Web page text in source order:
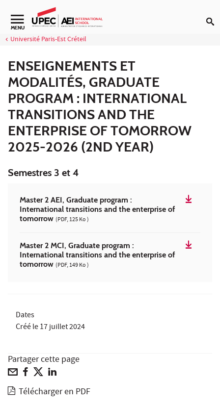
Aller au contenu
Navigation secondaire
MENU
Université Paris-Est Créteil
ENSEIGNEMENTS ET
MODALITÉS, GRADUATE
PROGRAM : INTERNATIONAL
TRANSITIONS AND THE
ENTERPRISE OF TOMORROW
2025-2026 (2ND YEAR)
Semestres 3 et 4
Master 2 AEI, Graduate program :
International transitions and the enterprise of
tomorrow (PDF, 125 Ko )
Master 2 MCI, Graduate program :
International transitions and the enterprise of
tomorrow (PDF, 149 Ko )
Dates
Créé le17 juillet 2024
Partager cette page
Télécharger en PDF